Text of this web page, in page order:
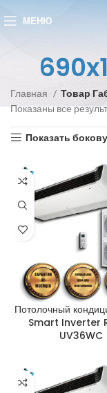
МЕНЮ
Главная Товар
Показаны все
Показать
Потолочный
Smart Inverter
UV36WC